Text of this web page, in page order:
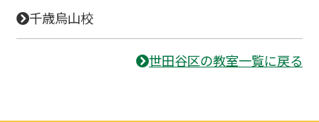
千歳烏山校
世田谷区の教室一覧に戻る